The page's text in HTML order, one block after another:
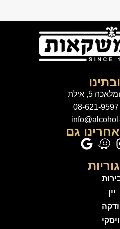
5, אילת
גם
יין